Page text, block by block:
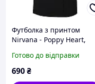
Футболка з принтом
Nirvana - Poppy Heart,
Готово до відправки
690₴